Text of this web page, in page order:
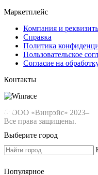
Маркетплейс
Компания и
Справка
Политика
Пользовательское
Согласие на
Контакты
© ООО «Винрэйс» 2023–
Все права защищены.
Выберите город
Популярное